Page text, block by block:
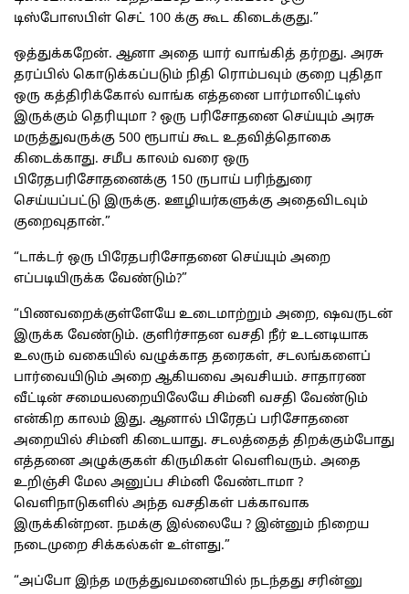
டிஸ்போஸபிள் செட் 100 க்கு கூட கிடைக்குது.”
ஒத்துக்கறேன். ஆனா அதை யார் வாங்கித் தர்றது. அரசு
தரப்பில் கொடுக்கப்படும் நிதி ரொம்பவும் குறை புதிதா
ஒரு கத்திரிக்கோல் வாங்க எத்தனை பார்மாலிட்டிஸ்
இருக்கும் தெரியுமா ? ஒரு பரிசோதனை செய்யும் அரசு
மருத்துவருக்கு 500 ரூபாய் கூட உதவித்தொகை
கிடைக்காது. சமீப காலம் வரை ஒரு
பிரேதபரிசோதனைக்கு 150 ருபாய் பரிந்துரை
செய்யப்பட்டு இருக்கு. ஊழியர்களுக்கு அதைவிடவும்
குறைவுதான்.”
“டாக்டர் ஒரு பிரேதபரிசோதனை செய்யும் அறை
எப்படியிருக்க வேண்டும்?”
“பிணவறைக்குள்ளேயே உடைமாற்றும் அறை, ஷவருடன்
இருக்க வேண்டும். குளிர்சாதன வசதி நீர் உடனடியாக
உலரும் வகையில் வழுக்காத தரைகள், சடலங்களைப்
பார்வையிடும் அறை ஆகியவை அவசியம். சாதாரண
வீட்டின் சமையலறையிலேயே சிம்னி வசதி வேண்டும்
என்கிற காலம் இது. ஆனால் பிரேதப் பரிசோதனை
அறையில் சிம்னி கிடையாது. சடலத்தைத் திறக்கும்போது
எத்தனை அழுக்குகள் கிருமிகள் வெளிவரும். அதை
உறிஞ்சி மேல அனுப்ப சிம்னி வேண்டாமா ?
வெளிநாடுகளில் அந்த வசதிகள் பக்காவாக
இருக்கின்றன. நமக்கு இல்லையே ? இன்னும் நிறைய
நடைமுறை சிக்கல்கள் உள்ளது.”
“அப்போ இந்த மருத்துவமனையில் நடந்தது சரின்னு